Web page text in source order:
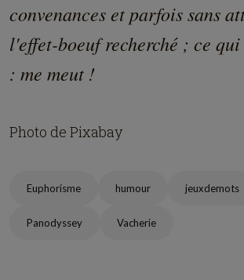
convenances et parfois sans
l'effet-boeuf recherché ; ce
: me meut !
Photo de Pixabay
Euphorisme humour jeuxdemots
Panodyssey Vacherie